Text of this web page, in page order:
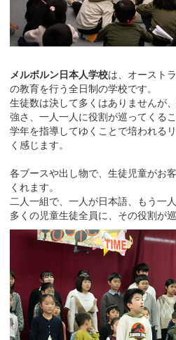
メルボルン日本人学校は、オースト
の教育を行う全日制の学校です。
生徒数は決して多くはありませんが
強さ、一人一人に役割が巡ってくる
学年を指導してゆくことで培われる
く感じます。
各ブースや出し物で、生徒児童がお
くれます。
二人一組で、一人が日本語、もう一
多くの児童生徒全員に、その役割が巡